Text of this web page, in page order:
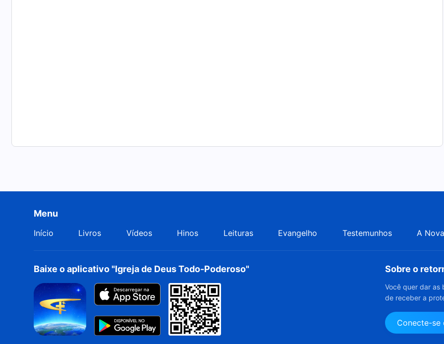
Menu
Início Livros Vídeos Hinos Leituras Evangelho Testemunhos A
Baixe o aplicativo "Igreja de Deus Todo-Poderoso" Sobre o
Você quer dar as
de receber a
Conecte-se